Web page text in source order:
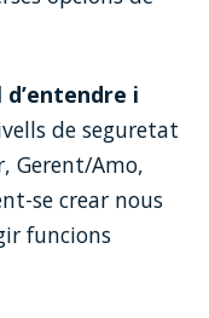
i
de seguretat
Gerent/Amo,
se crear nous
funcions